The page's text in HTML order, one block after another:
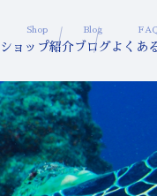
Shop
ショップ紹介
Blog
ブログよくあ